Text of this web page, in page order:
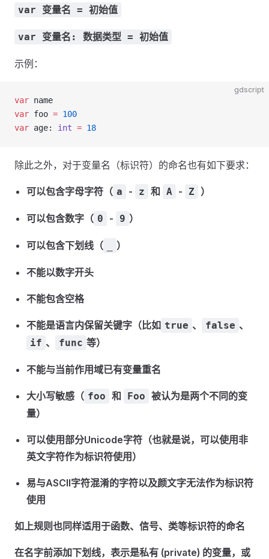
var 变量名 = 初始值
var 变量名: 数据类型 = 初始值
示例：
gdscript
var name
var foo = 100
var age: int = 18
除此之外，对于变量名（标识符）的命名也有如下要求：
可以包含字母字符（ a - z 和 A - Z ）
可以包含数字（ 0 - 9 ）
可以包含下划线（ ）
不能以数字开头
不能包含空格
不能是语言内保留关键字（比如 true 、 false 、
if 、 func 等）
不能与当前作用域已有变量重名
大小写敏感（ foo 和 Foo 被认为是两个不同的变
量）
可以使用部分Unicode字符（也就是说，可以使用非
英文字符作为标识符使用）
易与ASCII字符混淆的字符以及颜文字无法作为标识符
使用
如上规则也同样适用于函数、信号、类等标识符的命名
在名字前添加下划线，表示是私有 (private) 的变量，或